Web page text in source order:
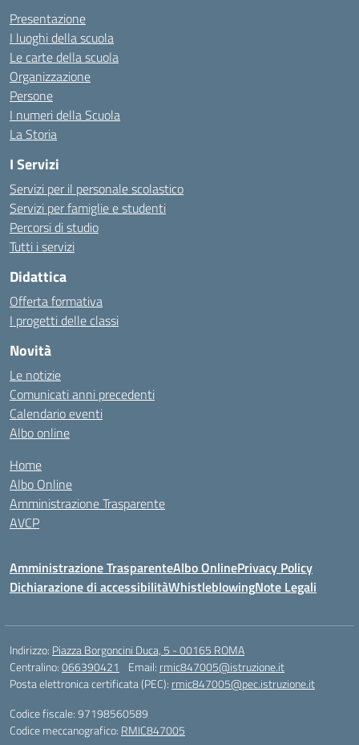
Presentazione
I luoghi della scuola
Le carte della scuola
Organizzazione
Persone
I numeri della Scuola
La Storia
I Servizi
Servizi per il personale scolastico
Servizi per famiglie e studenti
Percorsi di studio
Tutti i servizi
Didattica
Offerta formativa
I progetti delle classi
Novità
Le notizie
Comunicati anni precedenti
Calendario eventi
Albo online
Home
Albo Online
Amministrazione Trasparente
AVCP
Amministrazione TrasparenteAlbo OnlinePrivacy Policy
Dichiarazione di accessibilitàWhistleblowingNote Legali
Indirizzo: Piazza Borgoncini Duca, 5 - 00165 ROMA
Centralino:066390421 Email: rmic847005@istruzione.it
Posta elettronica certificata (PEC): rmic847005@pec.istruzione.it
Codice fiscale: 97198560589
Codice meccanografico: RMIC847005